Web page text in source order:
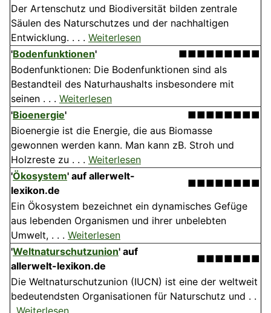
Der Artenschutz und Biodiversität bilden zentrale
Säulen des Naturschutzes und der nachhaltigen
Entwicklung. . . . Weiterlesen
'Bodenfunktionen'
■■■■■■■■■
Bodenfunktionen: Die Boden­funktionen sind als
Bestandteil des Naturhaushalts insbesondere mit
seinen . . . Weiterlesen
'Bioenergie'
■■■■■■■■
Bioenergie ist die Energie, die aus Biomasse
gewonnen werden kann. Man kann zB. Stroh und
Holzreste zu . . . Weiterlesen
'Ökosystem' auf allerwelt-
lexikon.de
■■■■■■■■
Ein Ökosystem bezeichnet ein dynamisches Gefüge
aus lebenden Organismen und ihrer unbelebten
Umwelt, . . . Weiterlesen
'Weltnaturschutzunion' auf
allerwelt-lexikon.de
■■■■■■■
Die Weltnaturschutzunion (IUCN) ist eine der weltweit
bedeutendsten Organisationen für Naturschutz und . .